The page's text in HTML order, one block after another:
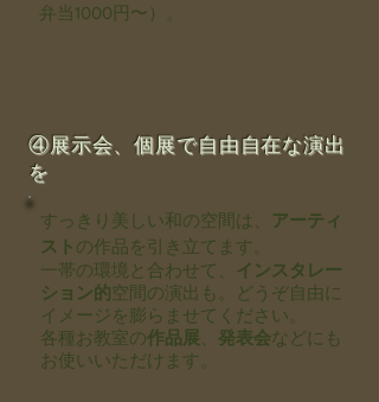
弁当1000円〜）。
④展示会、個展で自由自在な演出
を
すっきり美しい和の空間は、
アーティ
スト の作品を引き立てます。
一帯の環境と合わせて、 インスタレー
ション的空間の演出も。どうぞ自由に
イメージを膨らませてください。
各種お教室の作品展 発表会などにも
お使いいただけます。